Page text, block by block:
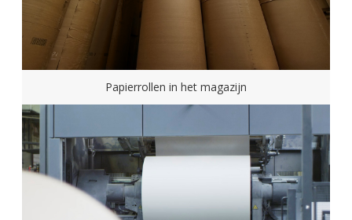
Papierrollen in het magazijn